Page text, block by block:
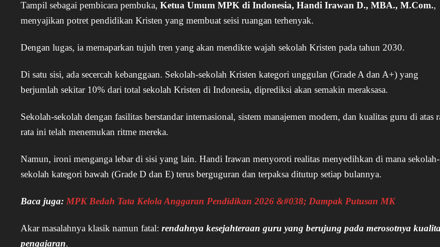
Tampil sebagai pembicara pembuka, Ketua Umum MPK di Indonesia, Handi Irawan D., MBA., M.Com.,
menyajikan potret pendidikan Kristen yang membuat seisi ruangan terhenyak.
Dengan lugas, ia memaparkan tujuh tren yang akan mendikte wajah sekolah Kristen pada tahun 2030.
Di satu sisi, ada secercah kebanggaan. Sekolah-sekolah Kristen kategori unggulan (Grade A dan A+) yang
berjumlah sekitar 10% dari total sekolah Kristen di Indonesia, diprediksi akan semakin meraksasa.
Sekolah-sekolah dengan fasilitas berstandar internasional, sistem manajemen modern, dan kualitas guru di atas
rata ini telah menemukan ritme mereka.
Namun, ironi menganga lebar di sisi yang lain. Handi Irawan menyoroti realitas menyedihkan di mana sekolah-
sekolah kategori bawah (Grade D dan E) terus berguguran dan terpaksa ditutup setiap bulannya.
Baca juga:MPK Bedah Tata Kelola Anggaran Pendidikan 2026 &#038; Dampak Putusan MK
Akar masalahnya klasik namun fatal: rendahnya kesejahteraan guru yang berujung pada merosotnya
pengajaran.